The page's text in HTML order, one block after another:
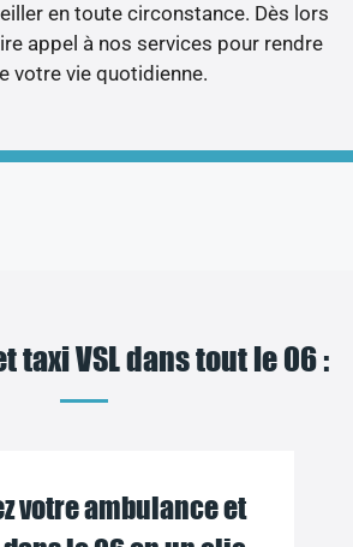
en toute circonstance. Dès lors
appel à nos services pour rendre
votre vie quotidienne.
taxi VSL dans tout le 06 :
votre ambulance et